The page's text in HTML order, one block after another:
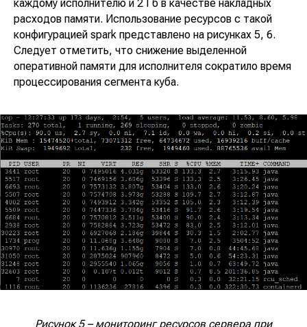
каждому исполнителю и 2 Гб в качестве накладных
расходов памяти. Использование ресурсов с такой
конфигурацией spark представлено на рисунках 5, 6.
Следует отметить, что снижение выделенной
оперативной памяти для исполнителя сократило время
процессирования сегмента куба.
Рисунок 5 – мониторинг ресурсов сервера при
Автодокументация
Ласмарт.
Качество данных
8 800 350 06 58
Политика
конфиденциальности
Адрес: Санкт-Петербург, улица Есенина, 1
корп.1, помещение 152Н
Режим работы: Ежедневно с 08:00 до 22:00